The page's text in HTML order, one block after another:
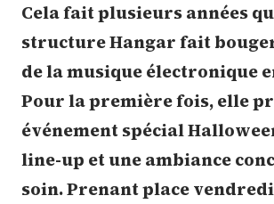
Cela fait plusieurs années
structure Hangar fait
de la musique électronique
Pour la première fois, elle
événement spécial
line-up et une ambiance
soin. Prenant place